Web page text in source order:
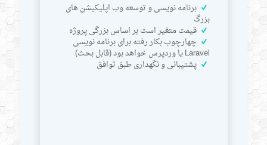
برنامه نویسی و توسعه وب اپلیکیشن های
بزرگ
قیمت متغیر است بر اساس بزرگی پروژه
چهارچوب بکار رفته برای برنامه نویسی
Laravel یا وردپرس خواهد بود (قابل بحث)
پشتیبانی و نگهداری طبق توافق